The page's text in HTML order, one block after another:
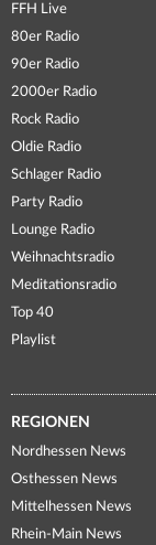
FFH Live
80er Radio
90er Radio
2000er Radio
Rock Radio
Oldie Radio
Schlager Radio
Party Radio
Lounge Radio
Weihnachtsradio
Meditationsradio
Top 40
Playlist
REGIONEN
Nordhessen News
Osthessen News
Mittelhessen News
Rhein-Main News